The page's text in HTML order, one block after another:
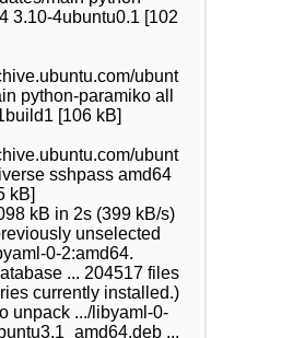
3.10-4ubuntu0.1 [102
ubunt
python-paramiko all
[106 kB]
ubunt
sshpass amd64
kB]
kB in 2s (399 kB/s)
unselected
0-2:amd64.
... 204517 files
currently installed.)
unpack .../libyaml-0-
...